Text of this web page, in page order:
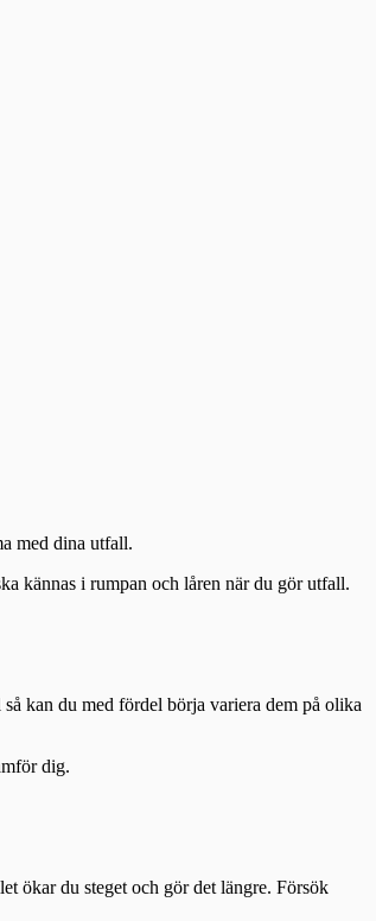
med dina utfall.
kännas i rumpan och låren när du gör utfall.
kan du med fördel börja variera dem på olika
dig.
ökar du steget och gör det längre. Försök